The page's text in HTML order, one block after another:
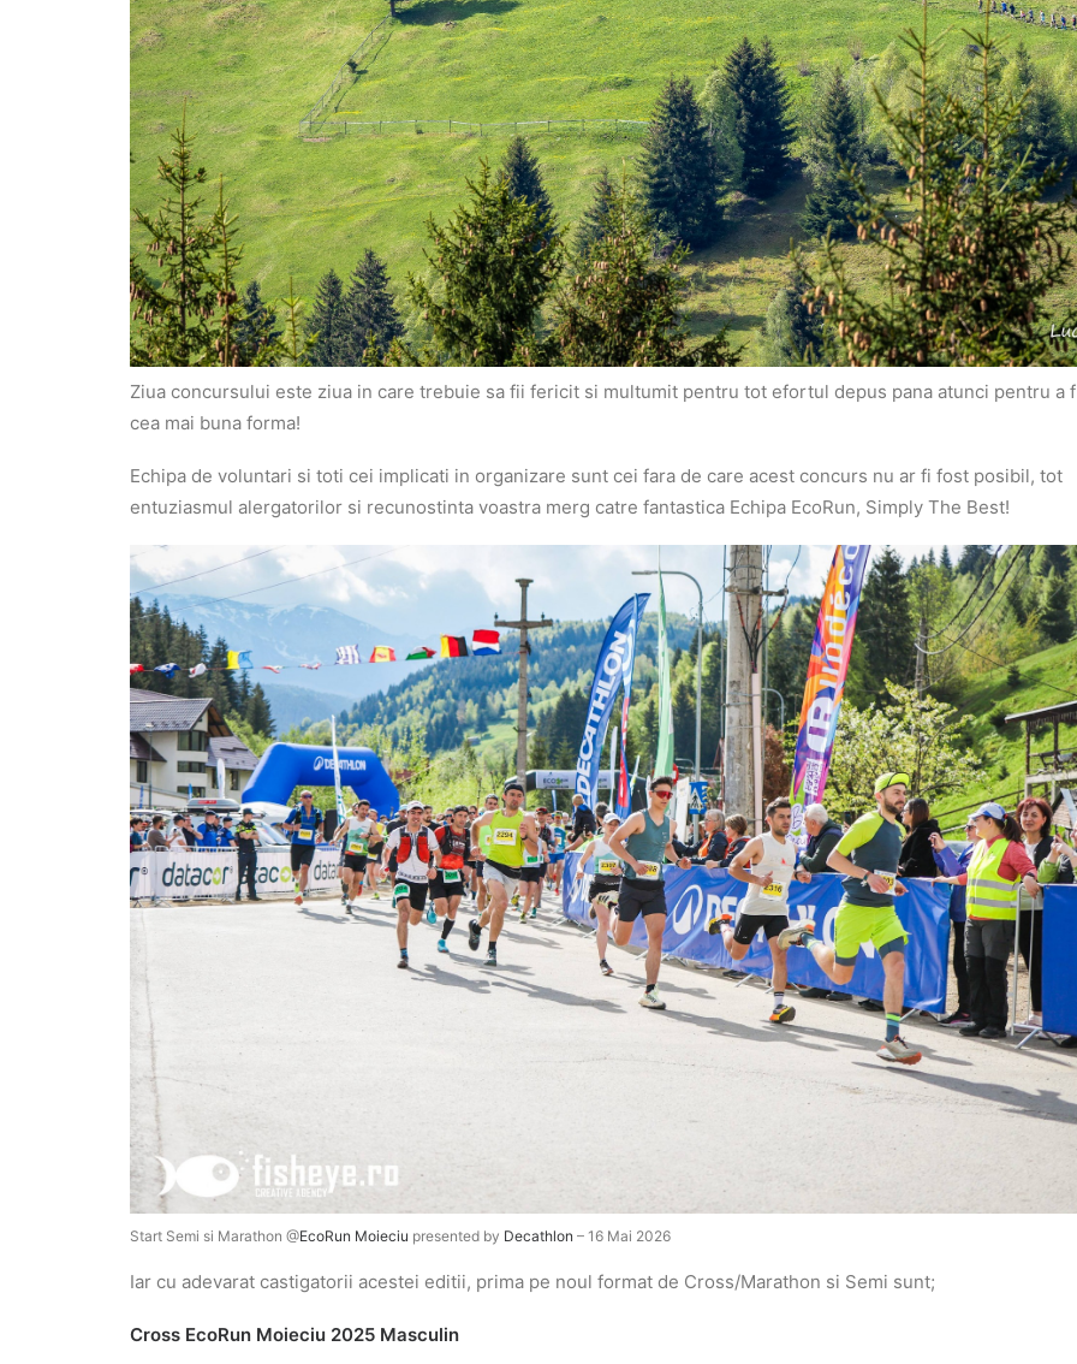
Ziua concursului este ziua in care trebuie sa fii fericit si multumit pentru tot efortul depus pana atunci pentru a
cea mai buna forma!
Echipa de voluntari si toti cei implicati in organizare sunt cei fara de care acest concurs nu ar fi fost posibil, tot
entuziasmul alergatorilor si recunostinta voastra merg catre fantastica Echipa EcoRun, Simply The Best!
Start Semi si Marathon @EcoRun Moieciu presented by Decathlon – 16 Mai 2026
Iar cu adevarat castigatorii acestei editii, prima pe noul format de Cross/Marathon si Semi sunt;
Cross EcoRun Moieciu 2025 Masculin